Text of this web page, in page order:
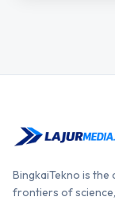
BingkaiTekno is the
frontiers of